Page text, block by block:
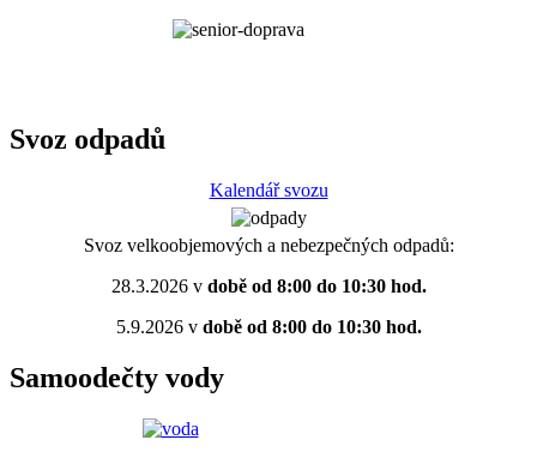
Svoz odpadů
Kalendář svozu
Svoz velkoobjemových a nebezpečných odpadů:
28.3.2026 vdobě od 8:00 do 10:30 hod.
5.9.2026 vdobě od 8:00 do 10:30 hod.
Samoodečty vody